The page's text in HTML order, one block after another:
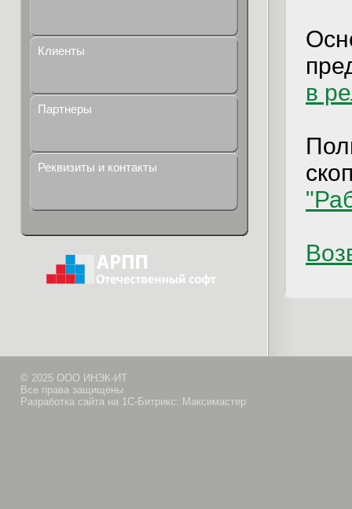
Клиенты
Партнеры
Реквизиты и контакты
в
© 2025 ООО ИНЭК-ИТ
Все права защищены
Разработка сайта на 1С-Битрикс: Максимастер